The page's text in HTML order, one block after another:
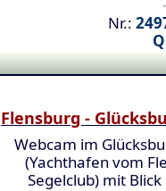
Nr.:
Flensburg -
Webcam im
(Yachthafen vom
Segelclub) mit